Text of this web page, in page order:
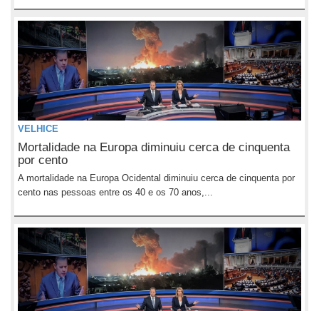
VELHICE
Mortalidade na Europa diminuiu cerca de cinquenta
por cento
A mortalidade na Europa Ocidental diminuiu cerca de cinquenta por
cento nas pessoas entre os 40 e os 70 anos,...